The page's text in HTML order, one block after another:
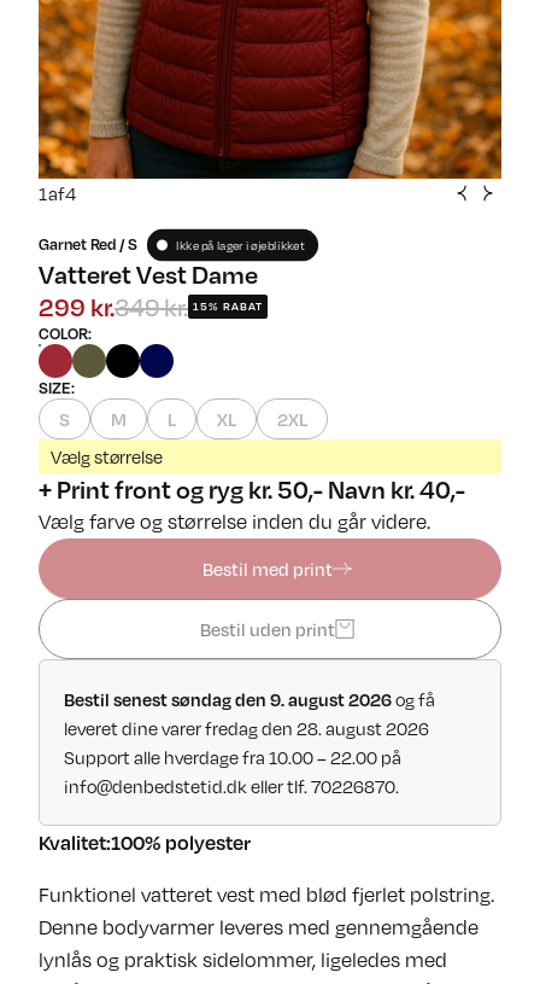
1af4
Garnet Red / S Ikke på lager i øjeblikket
Vatteret Vest Dame
299 kr.349 kr. 15% RABAT
COLOR:
SIZE:
S M L XL
2XL
Vælg størrelse
+ Print front og ryg kr. 50,- Navn kr. 40,-
Vælg farve og størrelse inden du går videre.
Bestil med print
Bestil uden print
Bestil senest søndag den 9. august 2026og få
leveret dine varer fredag den 28. august 2026
Support alle hverdage fra 10.00 – 22.00 på
info@denbedstetid.dk eller tlf. 70226870.
Kvalitet:100% polyester
Funktionel vatteret vest med blød fjerlet polstring.
Denne bodyvarmer leveres med gennemgående
lynlås og praktisk sidelommer, ligeledes med